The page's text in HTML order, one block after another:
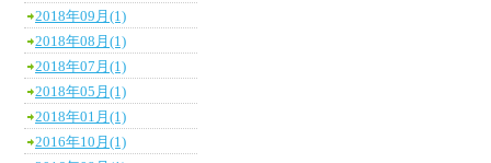
2018年09月(1)
2018年08月(1)
2018年07月(1)
2018年05月(1)
2018年01月(1)
2016年10月(1)